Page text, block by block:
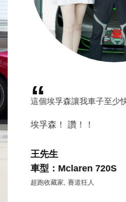
創下
瓶讓
以提
“
這個埃孚森讓我車子至少
埃孚森！ 讚！！
王先生
車型：Mclaren 720S
超跑收藏家, 賽道狂人